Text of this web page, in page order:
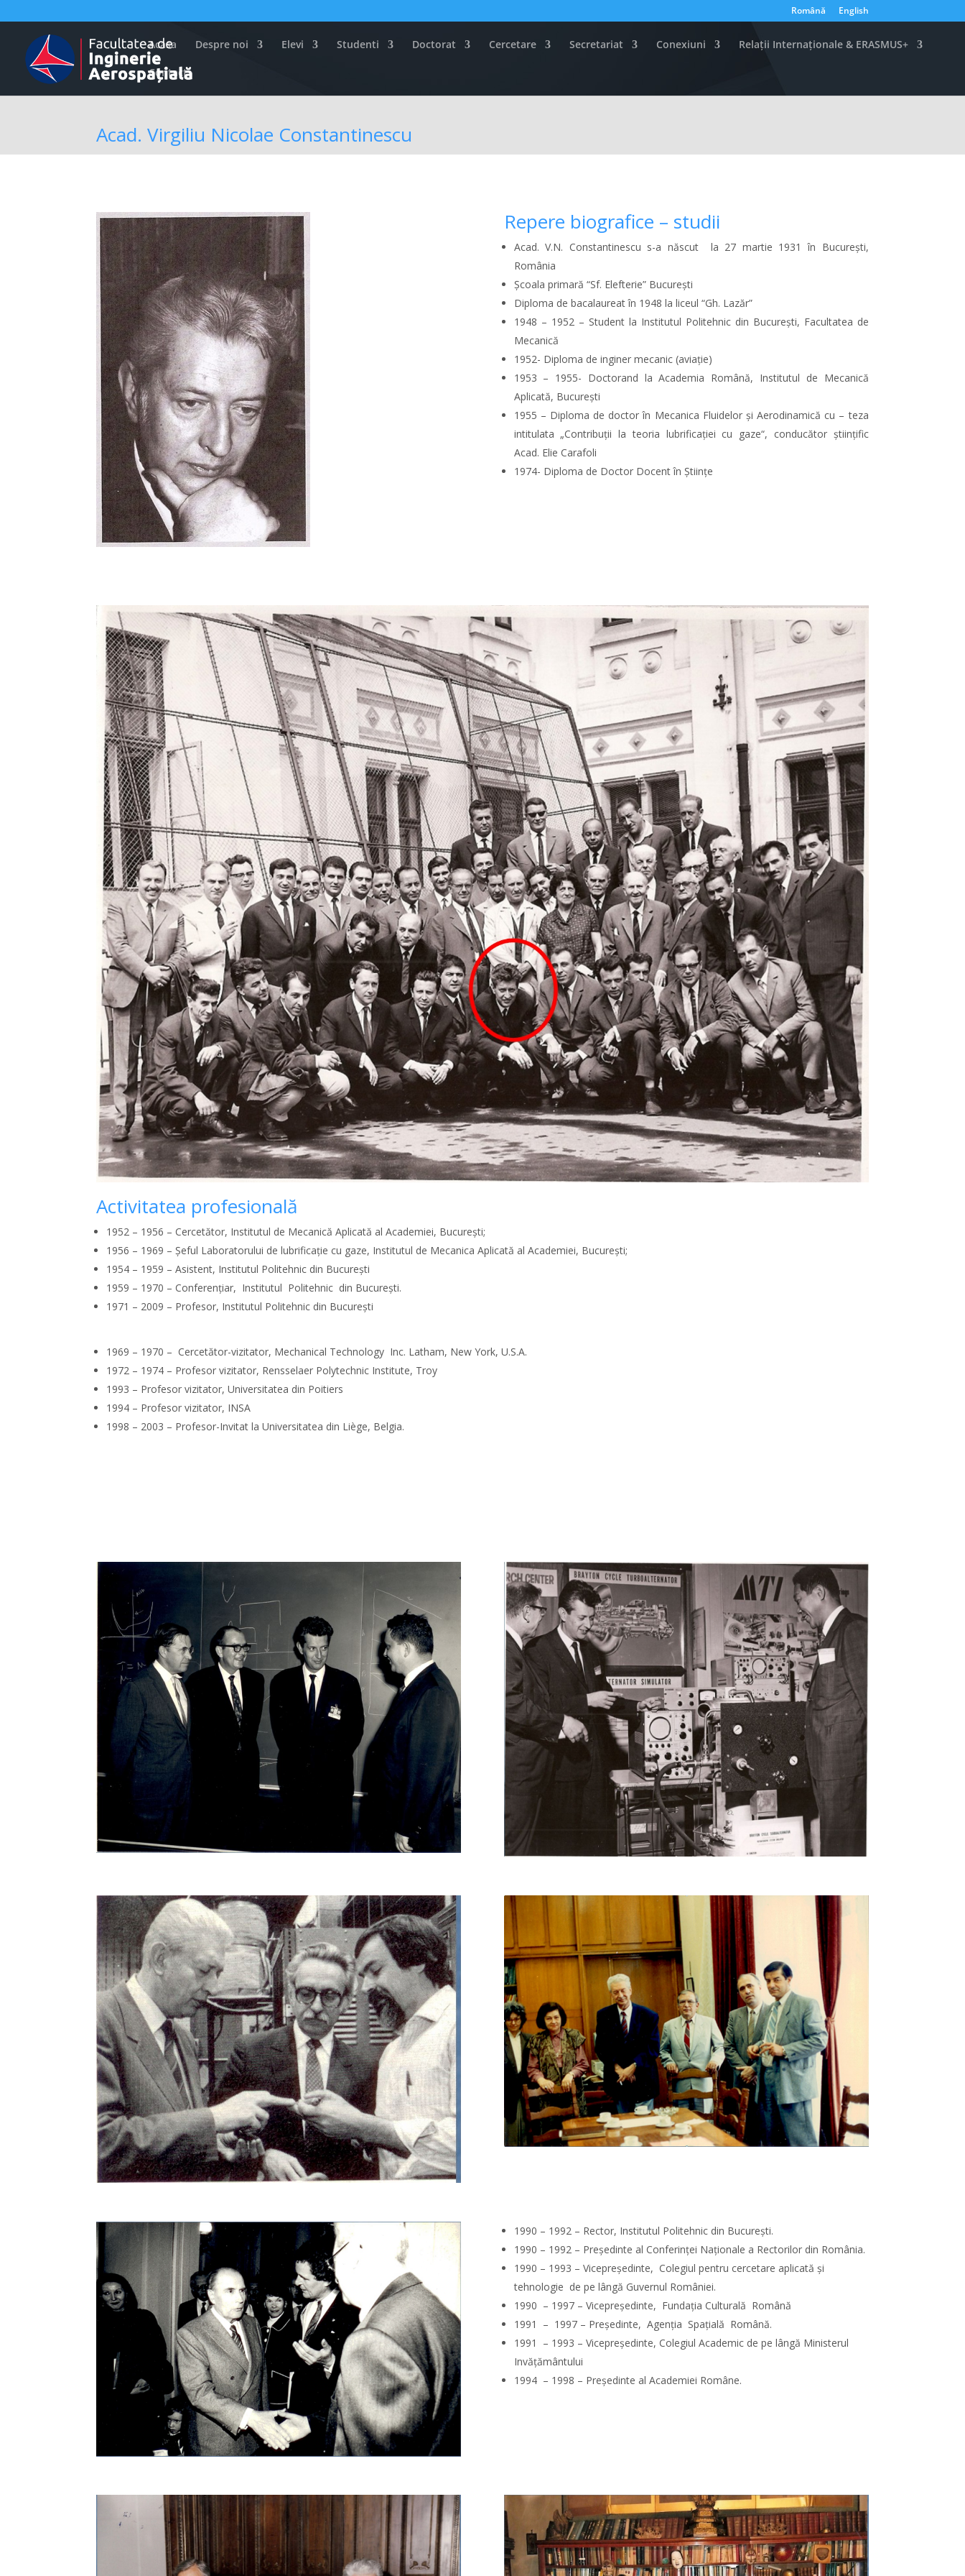
Română English
Acasa Despre noi Elevi Studenti Doctorat Cercetare Secretariat Conexiuni Relații Internaționale & ERASMUS+
Contact
Acad. Virgiliu Nicolae Constantinescu
Repere biografice – studii
Acad. V.N. Constantinescu s-a născut la 27 martie 1931 în Bucureşti,
România
Școala primară “Sf. Elefterie” Bucureşti
Diploma de bacalaureat în 1948 la liceul “Gh. Lazăr”
1948 – 1952 – Student la Institutul Politehnic din Bucureşti, Facultatea de
Mecanică
1952- Diploma de inginer mecanic (aviaţie)
1953 – 1955- Doctorand la Academia Română, Institutul de Mecanică
Aplicată, Bucureşti
1955 – Diploma de doctor în Mecanica Fluidelor şi Aerodinamică cu – teza
intitulata „Contribuţii la teoria lubrificaţiei cu gaze“, conducător ştiinţific
Acad. Elie Carafoli
1974- Diploma de Doctor Docent în Ştiinţe
Activitatea profesională
1952 – 1956 – Cercetător, Institutul de Mecanică Aplicată al Academiei, Bucureşti;
1956 – 1969 – Şeful Laboratorului de lubrificaţie cu gaze, Institutul de Mecanica Aplicată al Academiei, Bucureşti;
1954 – 1959 – Asistent, Institutul Politehnic din Bucureşti
1959 – 1970 – Conferenţiar, Institutul Politehnic din Bucureşti.
1971 – 2009 – Profesor, Institutul Politehnic din Bucureşti
1969 – 1970 – Cercetător-vizitator, Mechanical Technology Inc. Latham, New York, U.S.A.
1972 – 1974 – Profesor vizitator, Rensselaer Polytechnic Institute, Troy
1993 – Profesor vizitator, Universitatea din Poitiers
1994 – Profesor vizitator, INSA
1998 – 2003 – Profesor-Invitat la Universitatea din Liège, Belgia.
1990 – 1992 – Rector, Institutul Politehnic din Bucureşti.
1990 – 1992 – Preşedinte al Conferinţei Naţionale a Rectorilor din România.
1990 – 1993 – Vicepreşedinte, Colegiul pentru cercetare aplicată şi
tehnologie de pe lângă Guvernul României.
1990 – 1997 – Vicepreşedinte, Fundaţia Culturală Română
1991 – 1997 – Preşedinte, Agenţia Spaţială Română.
1991 – 1993 – Vicepreşedinte, Colegiul Academic de pe lângă Ministerul
Invăţământului
1994 – 1998 – Preşedinte al Academiei Române.